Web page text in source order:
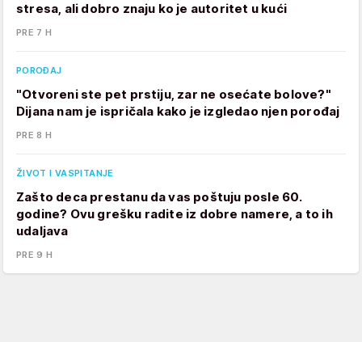
stresa, ali dobro znaju ko je autoritet u kući
PRE 7 H
POROĐAJ
"Otvoreni ste pet prstiju, zar ne osećate bolove?"
Dijana nam je ispričala kako je izgledao njen porođaj
PRE 8 H
ŽIVOT I VASPITANJE
Zašto deca prestanu da vas poštuju posle 60.
godine? Ovu grešku radite iz dobre namere, a to ih
udaljava
PRE 9 H